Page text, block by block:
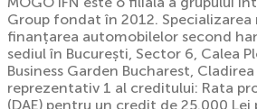
Group fondat în 2012. Specializarea
finanțarea automobilelor second
sediul în București, Sector 6, Calea
Business Garden Bucharest,
reprezentativ 1 al creditului: Rata
(DAE) pentru un credit de 25.000